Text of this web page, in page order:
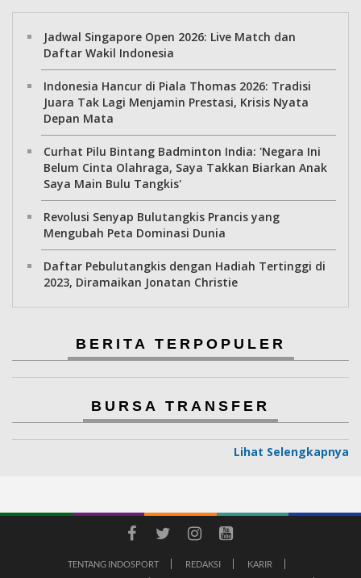
Jadwal Singapore Open 2026: Live Match dan
Daftar Wakil Indonesia
Indonesia Hancur di Piala Thomas 2026: Tradisi
Juara Tak Lagi Menjamin Prestasi, Krisis Nyata
Depan Mata
Curhat Pilu Bintang Badminton India: 'Negara Ini
Belum Cinta Olahraga, Saya Takkan Biarkan Anak
Saya Main Bulu Tangkis'
Revolusi Senyap Bulutangkis Prancis yang
Mengubah Peta Dominasi Dunia
Daftar Pebulutangkis dengan Hadiah Tertinggi di
2023, Diramaikan Jonatan Christie
BERITA TERPOPULER
BURSA TRANSFER
Lihat Selengkapnya
TENTANG INDOSPORT REDAKSI
KARIR